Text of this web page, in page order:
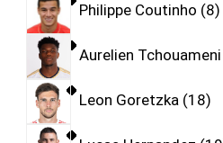
Philippe Coutinho 8
Aurelien Tchouameni
Leon Goretzka 18